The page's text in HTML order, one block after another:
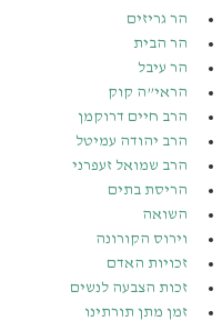
הר גריזים
הר הבית
הר עיבל
הראי”ה קוק
הרב חיים דרוקמן
הרב יהודה עמיטל
הרב שמואל זעפרני
הריסת בתים
השואה
וירוס הקורונה
זכויות האדם
זכות הצבעה לנשים
זמן מתן תורתינו